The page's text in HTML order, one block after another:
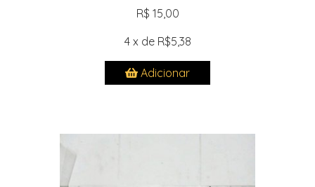
R$ 15,00
4 x de R$5,38
Adicionar